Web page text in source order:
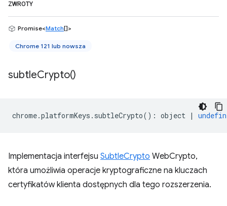
ZWROTY
Promise<Match[]>
Chrome 121 lub nowsza
subtleCrypto()
chrome.platformKeys . subtleCrypto() : object |
Implementacja interfejsu SubtleCrypto WebCrypto,
która umożliwia operacje kryptograficzne na kluczach
certyfikatów klienta dostępnych dla tego rozszerzenia.